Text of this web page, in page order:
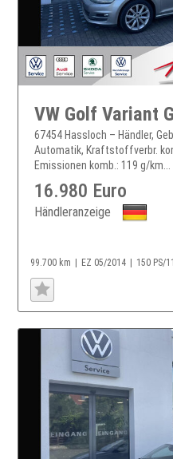
67454 Hassloch – Händler,
Automatik, Kraftstoffverbr.
Emissionen komb.: 119 g/km...
16.980 Euro
Händleranzeige
99.700 km EZ 05/2014 150 PS/